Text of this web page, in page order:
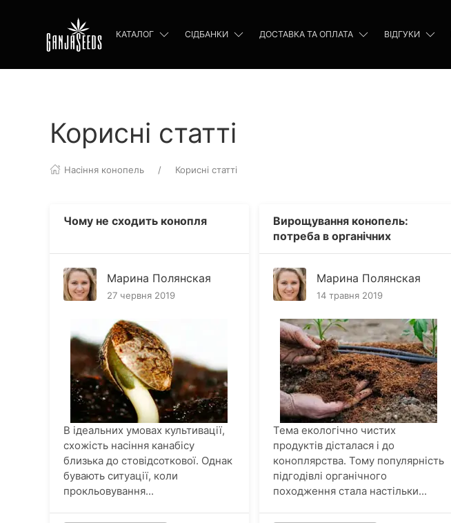
КАТАЛОГ СІДБАНКИ ДОСТАВКА ТА ОПЛАТА ВІДГУКИ
Корисні статті
Насіння конопель Корисні статті
Чому не сходить конопля
Марина Полянская
27 червня 2019
В ідеальних умовах культивації,
схожість насіння канабісу
близька до стовідсоткової. Однак
бувають ситуації, коли
прокльовування...
Вирощування конопель:
потреба в органічних
добривах
Марина Полянская
14 травня 2019
Тема екологічно чистих
продуктів дісталася і до
коноплярства. Тому популярність
підгодівлі органічного
походження стала настільки...